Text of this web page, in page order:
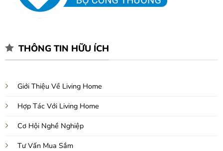
THÔNG TIN HỮU ÍCH
Giới Thiệu Về Living Home
Hợp Tác Với Living Home
Cơ Hội Nghề Nghiệp
Tư Vấn Mua Sắm